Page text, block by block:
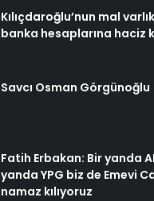
Kılıçdaroğlu’nun mal
banka hesaplarına haciz
Savcı Osman Görgünoğlu
Fatih Erbakan: Bir yanda
yanda YPG biz de Emevi
namaz kılıyoruz